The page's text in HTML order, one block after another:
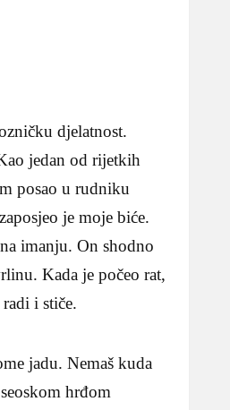
djelatnost.
jedan od rijetkih
posao u rudniku
je moje biće.
imanju. On shodno
Kada je počeo rat,
i stiče.
jadu. Nemaš kuda
hrđom